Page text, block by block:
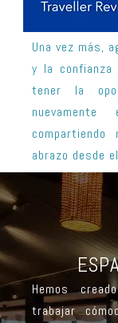
Una vez más,
y la confianza
tener la
compartiendo
abrazo desde
Hemos
trabajar